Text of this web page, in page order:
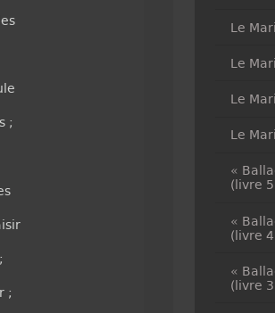
;
;
Le
Le
Le
Le
«
(livre
«
(livre
«
(livre